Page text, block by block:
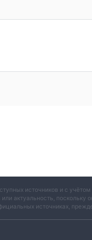
источников и с
актуальность,
источниках,